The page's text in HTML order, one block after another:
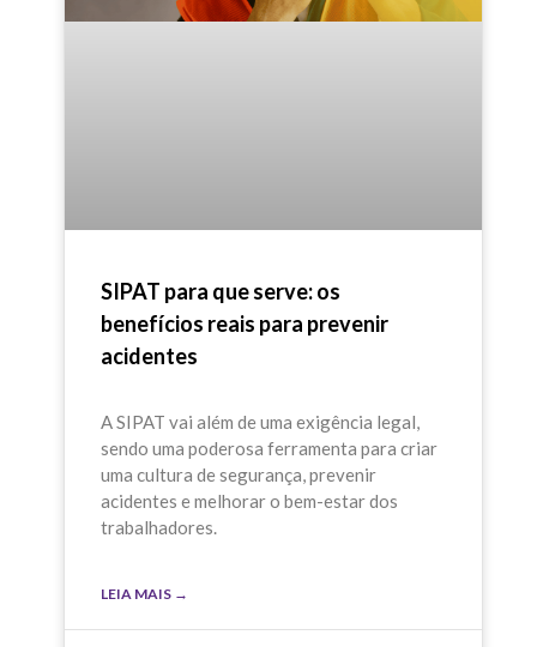
SIPAT para que serve: os
benefícios reais para prevenir
acidentes
A SIPAT vai além de uma exigência legal,
sendo uma poderosa ferramenta para criar
uma cultura de segurança, prevenir
acidentes e melhorar o bem-estar dos
trabalhadores.
LEIA MAIS →